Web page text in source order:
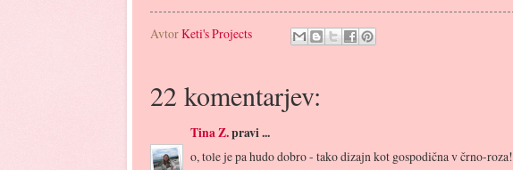
AvtorKeti's Projects
22 komentarjev:
Tina Z.pravi ...
o, tole je pa hudo dobro - tako dizajn kot gospodična v črno-roza!